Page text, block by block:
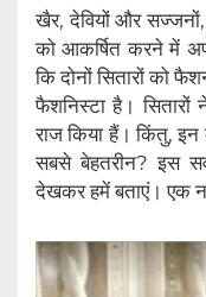
खैर, देवियों और
को आकर्षित करने में
कि दोनों सितारों को
फैशनिस्टा है।
राज किया हैं। किंतु,
सबसे बेहतरीन? इस
देखकर हमें बताएं। एक